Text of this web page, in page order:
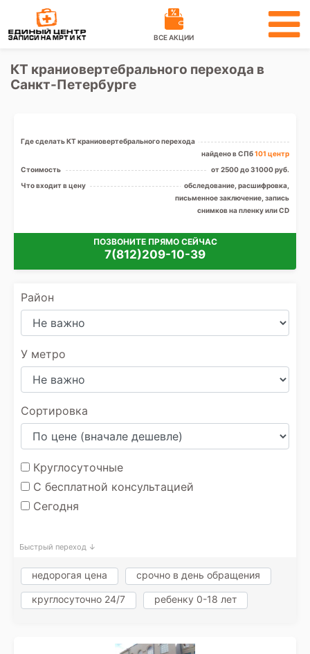
ВСЕ АКЦИИ
КТ краниовертебрального перехода в
Санкт-Петербурге
Где сделать КТ краниовертебрального перехода
найдено в СПб101 центр
Стоимость
от 2500 до 31000 руб.
Что входит в цену
обследование, расшифровка,
письменное заключение, запись
снимков на пленку или CD
ПОЗВОНИТЕ ПРЯМО СЕЙЧАС
7(812)209-10-39
Район
У метро
Сортировка
Круглосуточные
С бесплатной консультацией
Сегодня
Быстрый переход ↓
недорогая цена срочно в день обращения
круглосуточно 24/7 ребенку 0-18 лет